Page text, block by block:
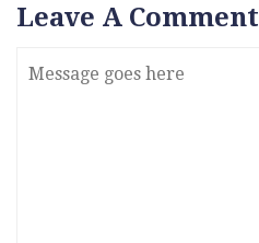
Leave A Comment